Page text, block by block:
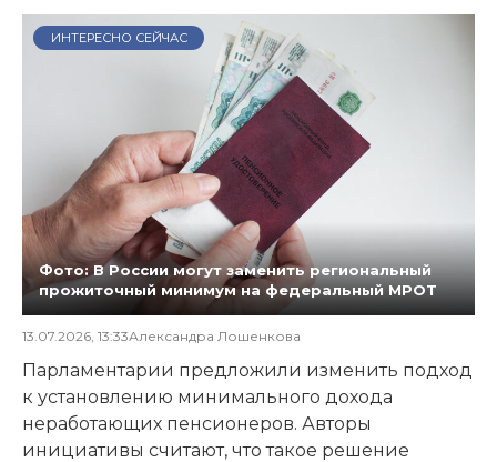
ИНТЕРЕСНО СЕЙЧАС
Фото: В России могут заменить региональный
прожиточный минимум на федеральный МРОТ
13.07.2026, 13:33Александра Лошенкова
Парламентарии предложили изменить подход
к установлению минимального дохода
неработающих пенсионеров. Авторы
инициативы считают, что такое решение